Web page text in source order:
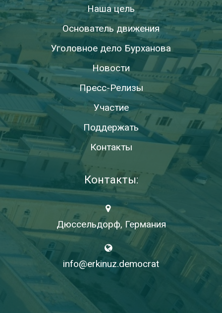
Наша цель
Основатель движения
Уголовное дело Бурханова
Новости
Пресс-Релизы
Участие
Поддержать
Контакты
Контакты:
Дюссельдорф, Германия
info@erkinuz.democrat